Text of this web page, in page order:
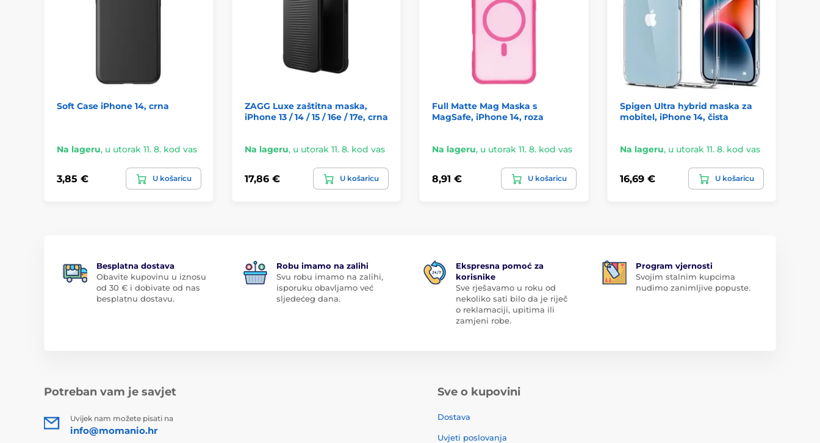
Soft Case iPhone 14, crna
Na lageru, u utorak 11. 8. kod vas
3,85 € U košaricu
ZAGG Luxe zaštitna maska,
iPhone 13 / 14 / 15 / 16e / 17e, crna
Na lageru, u utorak 11. 8. kod vas
17,86 € U košaricu
Full Matte Mag Maska s
MagSafe, iPhone 14, roza
Na lageru, u utorak 11. 8. kod vas
8,91 € U košaricu
Spigen Ultra hybrid maska za
mobitel, iPhone 14, čista
Na lageru, u utorak 11. 8. kod vas
16,69 € U košaricu
Besplatna dostava
Obavite kupovinu u iznosu
od 30 € i dobivate od nas
besplatnu dostavu.
Robu imamo na zalihi
Svu robu imamo na zalihi,
isporuku obavljamo već
sljedećeg dana.
Ekspresna pomoć za
korisnike
Sve rješavamo u roku od
nekoliko sati bilo da je riječ
o reklamaciji, upitima ili
zamjeni robe.
Program vjernosti
Svojim stalnim kupcima
nudimo zanimljive popuste.
Potreban vam je savjet
Uvijek nam možete pisati na
info@momanio.hr
Sve o kupovini
Dostava
Uvjeti poslovanja